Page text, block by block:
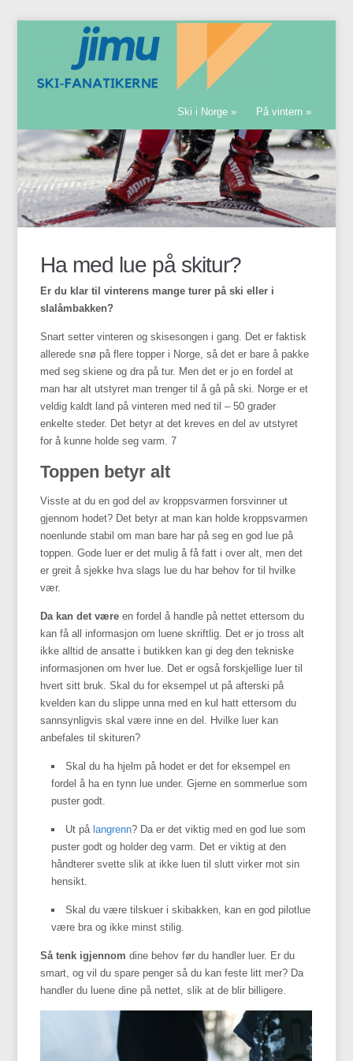
Ski i Norge» På vintern»
Ha med lue på skitur?
Er du klar til vinterens mange turer på ski eller i
slalåmbakken?
Snart setter vinteren og skisesongen i gang. Det er faktisk
allerede snø på flere topper i Norge, så det er bare å pakke
med seg skiene og dra på tur. Men det er jo en fordel at
man har alt utstyret man trenger til å gå på ski. Norge er et
veldig kaldt land på vinteren med ned til – 50 grader
enkelte steder. Det betyr at det kreves en del av utstyret
for å kunne holde seg varm. 7
Toppen betyr alt
Visste at du en god del av kroppsvarmen forsvinner ut
gjennom hodet? Det betyr at man kan holde kroppsvarmen
noenlunde stabil om man bare har på seg en god lue på
toppen. Gode luer er det mulig å få fatt i over alt, men det
er greit å sjekke hva slags lue du har behov for til hvilke
vær.
Da kan det være en fordel å handle på nettet ettersom du
kan få all informasjon om luene skriftlig. Det er jo tross alt
ikke alltid de ansatte i butikken kan gi deg den tekniske
informasjonen om hver lue. Det er også forskjellige luer til
hvert sitt bruk. Skal du for eksempel ut på afterski på
kvelden kan du slippe unna med en kul hatt ettersom du
sannsynligvis skal være inne en del. Hvilke luer kan
anbefales til skituren?
Skal du ha hjelm på hodet er det for eksempel en
fordel å ha en tynn lue under. Gjerne en sommerlue som
puster godt.
Ut på langrenn? Da er det viktig med en god lue som
puster godt og holder deg varm. Det er viktig at den
håndterer svette slik at ikke luen til slutt virker mot sin
hensikt.
Skal du være tilskuer i skibakken, kan en god pilotlue
være bra og ikke minst stilig.
Så tenk igjennom dine behov før du handler luer. Er du
smart, og vil du spare penger så du kan feste litt mer? Da
handler du luene dine på nettet, slik at de blir billigere.